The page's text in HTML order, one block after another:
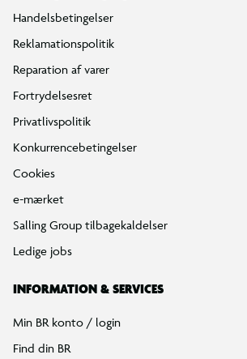
Handelsbetingelser
Reklamationspolitik
Reparation af varer
Fortrydelsesret
Privatlivspolitik
Konkurrencebetingelser
Cookies
e-mærket
Salling Group tilbagekaldelser
Ledige jobs
INFORMATION & SERVICES
Min BR konto / login
Find din BR